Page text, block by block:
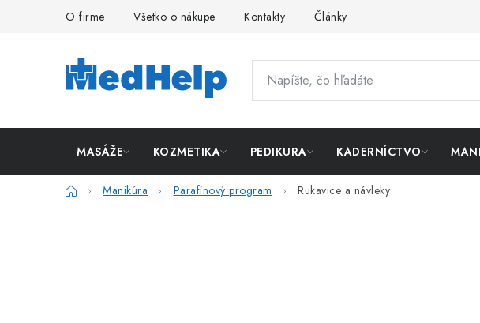
O firme Všetko o nákupe Kontakty Články
MASÁŽE KOZMETIKA PEDIKURA KADERNÍCTVO
DomovManikúra Parafínový program Rukavice a návleky